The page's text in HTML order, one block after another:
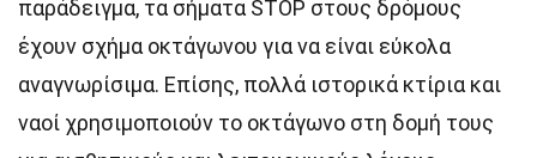
παράδειγμα, τα σήματα STOP στους δρόμους
έχουν σχήμα οκτάγωνου για να είναι εύκολα
αναγνωρίσιμα. Επίσης, πολλά ιστορικά κτίρια και
ναοί χρησιμοποιούν το οκτάγωνο στη δομή τους